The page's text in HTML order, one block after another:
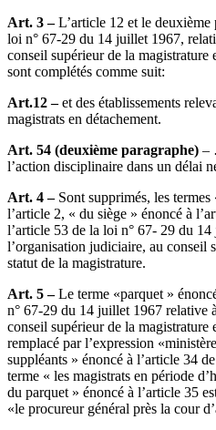
Art. 3 –L’article 12 et le deuxième
loi n° 67-29 du 14 juillet 1967,
conseil supérieur de la magistrature
sont complétés comme suit:
Art.12 –et des établissements
magistrats en détachement.
Art. 54 (deuxième paragraphe) –
l’action disciplinaire dans un délai
Art. 4 –Sont supprimés, les
l’article 2, « du siège » énoncé à
l’article 53 de la loi n° 67- 29 du
l’organisation judiciaire, au conseil
statut de la magistrature.
Art. 5 –Le terme «parquet »
n° 67-29 du 14 juillet 1967 relative
conseil supérieur de la magistrature
remplacé par l’expression
suppléants » énoncé à l’article 34
terme « les magistrats en période
du parquet » énoncé à l’article 35
«le procureur général près la cour